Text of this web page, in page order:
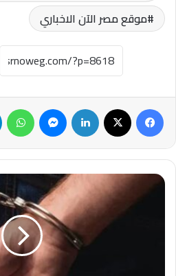
موقع مصر الآن الاخباري
فيسبوك لينكدإن ماسنجر
ضبط
مندوب